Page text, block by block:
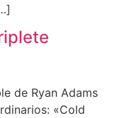
de Ryan Adams
«Cold